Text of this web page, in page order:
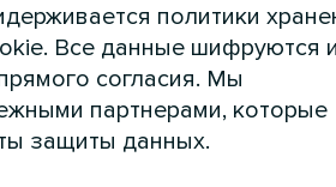
на крыше
условий эксплуатации.
обеспечивая
политики
Все данные шифруются и
согласия. Мы
партнерами, которые
защиты данных.